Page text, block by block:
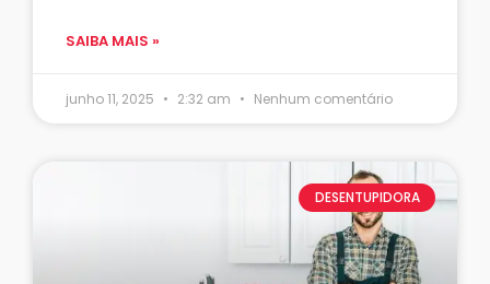
SAIBA MAIS »
junho 11, 2025 2:32 am Nenhum comentário
DESENTUPIDORA